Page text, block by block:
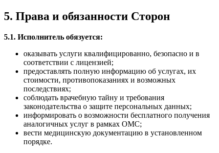
5. Права и обязанности Сторон
5.1. Исполнитель обязуется:
оказывать услуги квалифицированно, безопасно и в
соответствии с лицензией;
предоставлять полную информацию об услугах, их
стоимости, противопоказаниях и возможных
последствиях;
соблюдать врачебную тайну и требования
законодательства о защите персональных данных;
информировать о возможности бесплатного получения
аналогичных услуг в рамках ОМС;
вести медицинскую документацию в установленном
порядке.